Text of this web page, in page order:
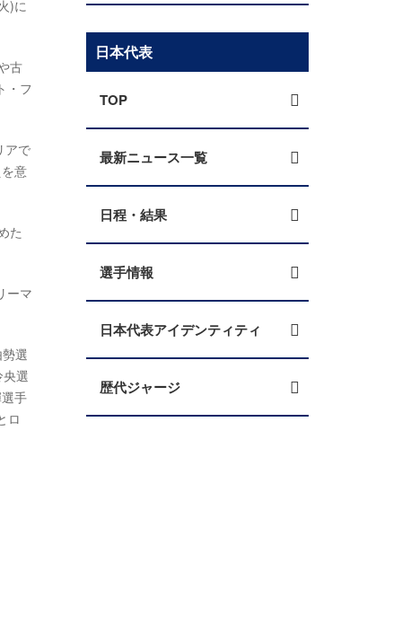
)に
古
・フ
アで
意
た
ーマ
選
選
手
ロ
日本代表
TOP
最新ニュース一覧
日程・結果
選手情報
日本代表アイデンティティ
歴代ジャージ